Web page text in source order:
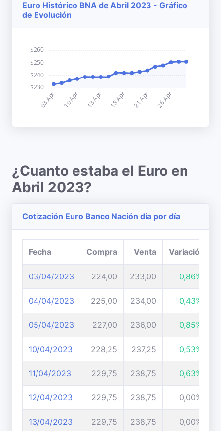
Euro Histórico BNA de Abril 2023 - Gráfico
de Evolución
¿Cuanto estaba el Euro en
Abril 2023?
Cotización Euro Banco Nación día por día
Fecha Compra Venta Variación
03/04/2023 224,00 233,00 0,86%
04/04/2023 225,00 234,00 0,43%
05/04/2023 227,00 236,00 0,85%
10/04/2023 228,25 237,25 0,53%
11/04/2023 229,75 238,75 0,63%
12/04/2023 229,75 238,75 0,00%
13/04/2023 229,75 238,75 0,00%